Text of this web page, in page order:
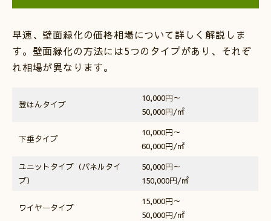
早速、壁面緑化の価格相場について詳しく解説しま
す。壁面緑化の方法には5つのタイプがあり、それぞ
れ相場が異なります。
登はんタイプ
10,000円～
50,000円/㎡
下垂タイプ
10,000円～
60,000円/㎡
ユニットタイプ（パネルタイ
プ）
50,000円～
150,000円/㎡
ワイヤータイプ
15,000円～
50,000円/㎡